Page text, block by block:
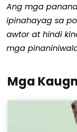
Ang mga
ipinahayag sa
awtor at hindi
mga
Mga